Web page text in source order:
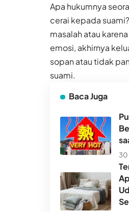
Apa hukumnya
cerai kepada
masalah atau
emosi, akhirnya
sopan atau tidak
suami.
Baca Juga
30